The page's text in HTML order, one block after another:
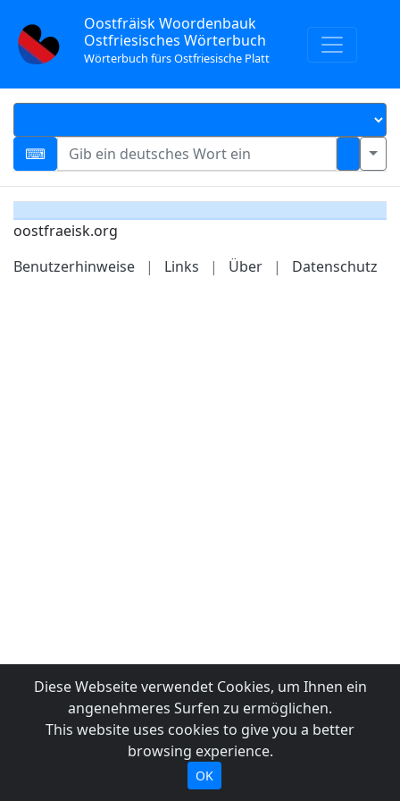
Oostfräisk Woordenbauk
Ostfriesisches Wörterbuch
Wörterbuch fürs Ostfriesische Platt
oostfraeisk.org
Benutzerhinweise
| Links | Über | Datenschutz
Diese Webseite verwendet Cookies, um Ihnen ein
angenehmeres Surfen zu ermöglichen.
This website uses cookies to give you a better
browsing experience.
OK